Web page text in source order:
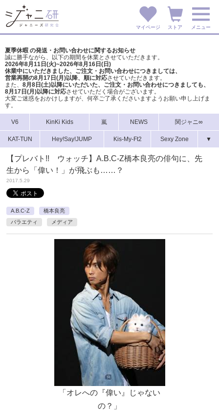
マイページ ストア メニュー
夏季休暇 の発送・お問い合わせに関するお知らせ
誠に勝手ながら、以下の期間を休業とさせていただきます。
2026年8月11日(火)~2026年8月16日(日)
休業中にいただきました、ご注文・お問い合わせにつきましては、
営業再開の8月17日(月)以降、順に対応させていただきます。
また、 8月8日(土)以降にいただいた、ご注文・ お問い合わせにつきましても、
8月17日(月)以降に対応させていただく場合がございます。
大変ご迷惑をおかけしますが、 何卒ご了承くださいますようお願い申し上げま
す。
V6 KinKi Kids 嵐 NEWS 関ジャニ∞
KAT-TUN Hey!Say!JUMP Kis-My-Ft2 Sexy Zone ▼
【プレバト!! ウォッチ】A.B.C-Z橋本良亮の俳句に、先
生から「偉い！」が飛ぶも……？
2017.5.29
A.B.C-Z
橋本良亮
バラエティ
メディア
「オレへの『偉い』じゃない
の？」